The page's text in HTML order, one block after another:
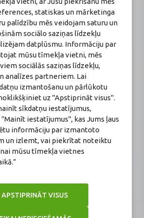
statiskas un mārketinga
palīdzību mēs veidojam saturu un
sociālo saziņas līdzekļu
datplūsmu. Informāciju par
mūsu tīmekļa vietni, mēs
sociālās saziņas līdzekļu,
analīzes partneriem. Lai
izmantošanu un pārlūkotu
uz "Apstiprināt visus".
sīkdatņu iestatījumus,
iestatījumus", kas Jums ļaus
informāciju par izmantoto
un izlemt, vai piekrītat noteiktu
mūsu tīmekļa vietnes
APSTIPRINĀT VISUS
SIA
adrese:
Stopiņu
Licence
Licences numurs: A00010
E-aptiekas kontakti
Aptiekas vadītāja:
Sertificēta farmaceite: Jeļena
Gončarova
Reģistrācijas Nr.: F-0834
Sertifikāta Nr.: 215.2025
Veselības inspekcija
E-pasts: vi@vi.gov.lv